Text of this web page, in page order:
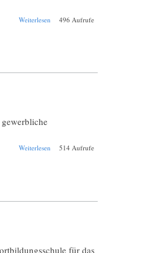
Weiterlesen über Schul-
496 Aufrufe
Weiterlesen über Schul-
514 Aufrufe
für das